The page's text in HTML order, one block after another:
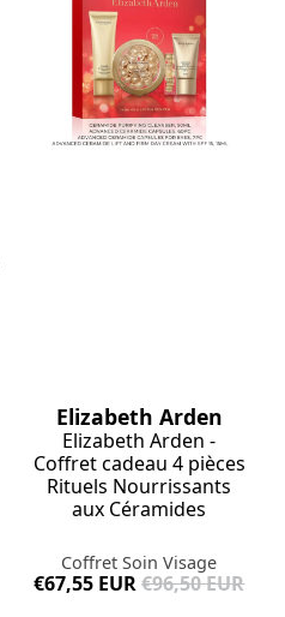
Elizabeth Arden
Elizabeth Arden -
Coffret cadeau 4 pièces
Rituels Nourrissants
aux Céramides
Coffret Soin Visage
€67,55 EUR€96,50 EUR